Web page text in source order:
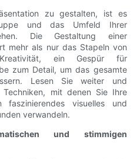
zu gestalten, ist es
und das Umfeld Ihrer
Die Gestaltung einer
mehr als nur das Stapeln von
ein Gespür für
zum Detail, um das gesamte
Lesen Sie weiter und
mit denen Sie Ihre
faszinierendes visuelles und
verwandeln.
und stimmigen